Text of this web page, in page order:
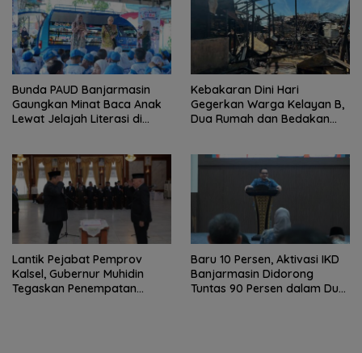
Bunda PAUD Banjarmasin
Gaungkan Minat Baca Anak
Lewat Jelajah Literasi di
Kebakaran Dini Hari
Gegerkan Warga Kelayan B,
Dua Rumah dan Bedakan
Lantik Pejabat Pemprov
Kalsel, Gubernur Muhidin
Tegaskan Penempatan
Baru 10 Persen, Aktivasi IKD
Banjarmasin Didorong
Tuntas 90 Persen dalam Dua